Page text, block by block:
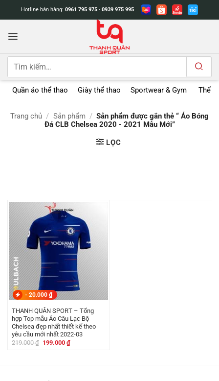
dung
Hotline bán hàng: 0961 795 975 - 0939 975 995
Tìm
Quần áo thể thao Giày thể thao Sportwear & Gym Thể
Trang chủ / Sản phẩm / Sản phẩm được gắn thẻ “ Áo Bóng
Đá CLB Chelsea 2020 - 2021 Mẫu Mới”
LỌC
- 20.000 ₫
THANH QUÂN SPORT – Tổng
hợp Top mẫu Áo Câu Lạc Bộ
Chelsea đẹp nhất thiết kế theo
yêu cầu mới nhất 2022-03
219.000₫ Giá
199.000 ₫Giá
hiện